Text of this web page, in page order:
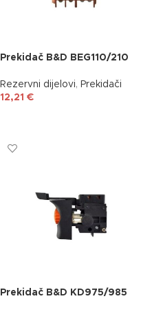
Prekidač B&D BEG110/210
Rezervni dijelovi, Prekidači
12,21 €
Prekidač B&D KD975/985